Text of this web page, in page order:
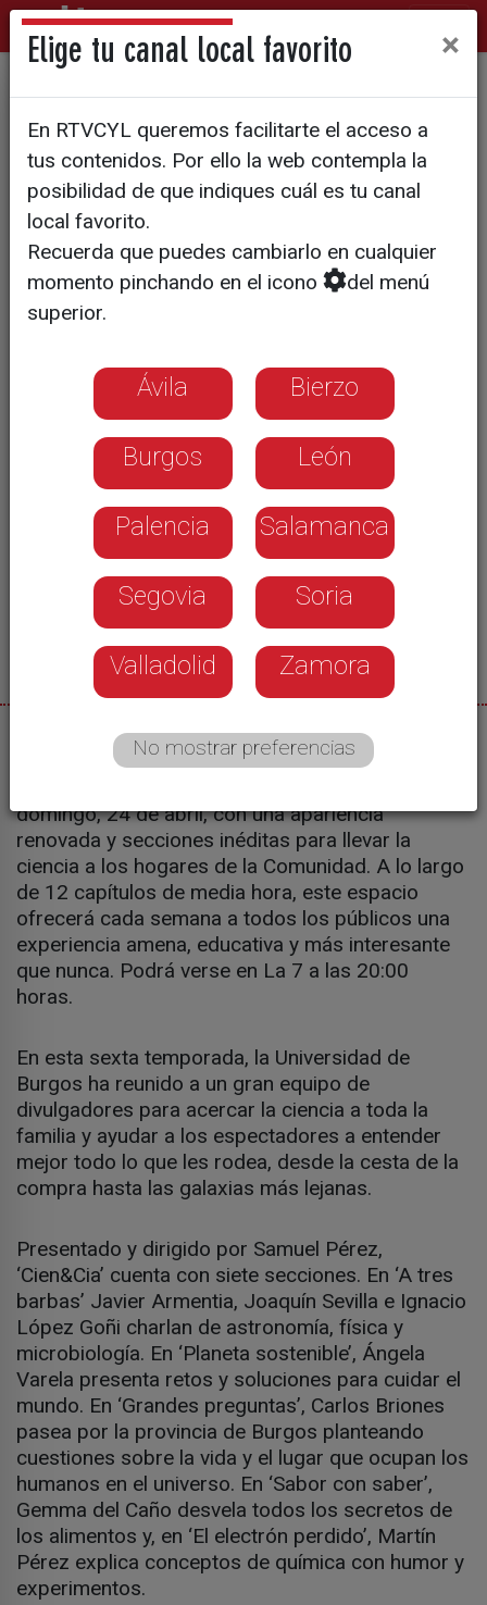
CyLTV estrena la sexta
temporada del programa
‘Cien&Cia’
El espacio sobre ciencia de la televisión
autonómica regresa con nuevas
secciones el domingo, 24 de abril, a las
22/04/2022
domingo, 24 de abril, con una apariencia
renovada y secciones inéditas para llevar la
ciencia a los hogares de la Comunidad. A lo largo
de 12 capítulos de media hora, este espacio
ofrecerá cada semana a todos los públicos una
experiencia amena, educativa y más interesante
que nunca. Podrá verse en La 7 a las 20:00
horas.
En esta sexta temporada, la Universidad de
Burgos ha reunido a un gran equipo de
divulgadores para acercar la ciencia a toda la
familia y ayudar a los espectadores a entender
mejor todo lo que les rodea, desde la cesta de la
compra hasta las galaxias más lejanas.
Presentado y dirigido por Samuel Pérez,
‘Cien&Cia’ cuenta con siete secciones. En ‘A tres
barbas’ Javier Armentia, Joaquín Sevilla e Ignacio
López Goñi charlan de astronomía, física y
microbiología. En ‘Planeta sostenible’, Ángela
Varela presenta retos y soluciones para cuidar el
mundo. En ‘Grandes preguntas’, Carlos Briones
pasea por la provincia de Burgos planteando
cuestiones sobre la vida y el lugar que ocupan los
humanos en el universo. En ‘Sabor con saber’,
Gemma del Caño desvela todos los secretos de
los alimentos y, en ‘El electrón perdido’, Martín
Pérez explica conceptos de química con humor y
experimentos.
Elige tu canal local favorito ×
En RTVCYL queremos facilitarte el acceso a
tus contenidos. Por ello la web contempla la
posibilidad de que indiques cuál es tu canal
local favorito.
Recuerda que puedes cambiarlo en cualquier
momento pinchando en el icono
del menú
superior.
Ávila Bierzo
Burgos León
Palencia Salamanca
Segovia Soria
Valladolid Zamora
No mostrar preferencias